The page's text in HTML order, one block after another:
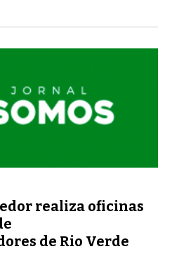
realiza oficinas
de Rio Verde